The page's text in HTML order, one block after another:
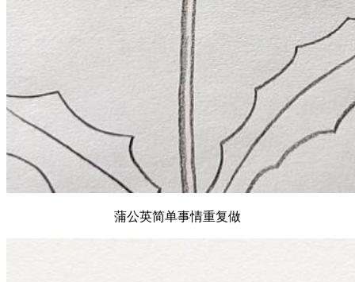
蒲公英简单事情重复做